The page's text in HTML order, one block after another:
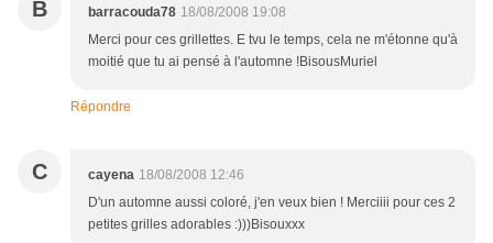
B barracouda78 18/08/2008 19:08
Merci pour ces grillettes. E tvu le temps, cela ne m'étonne qu'à
moitié que tu ai pensé à l'automne !BisousMuriel
Répondre
C cayena 18/08/2008 12:46
D'un automne aussi coloré, j'en veux bien ! Merciiii pour ces 2
petites grilles adorables :)))Bisouxxx